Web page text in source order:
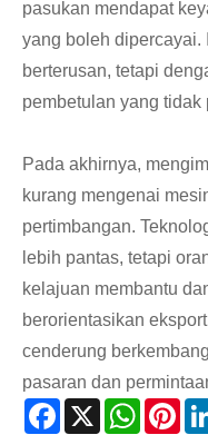
pasukan mendapat
yang boleh dipercayai.
berterusan, tetapi
pembetulan yang tidak
Pada akhirnya,
kurang mengenai
pertimbangan.
lebih pantas, tetapi
kelajuan membantu
berorientasikan
cenderung
pasaran dan
Facebook
X